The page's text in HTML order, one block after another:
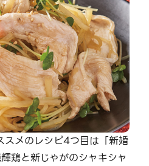
スメのレシピ4つ目は「新婚
鶏と新じゃがのシャキシャ